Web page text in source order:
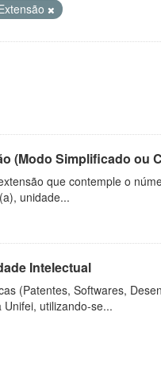
(Modo Simplificado ou
que contemple o
unidade...
Intelectual
(Patentes, Softwares,
utilizando-se...